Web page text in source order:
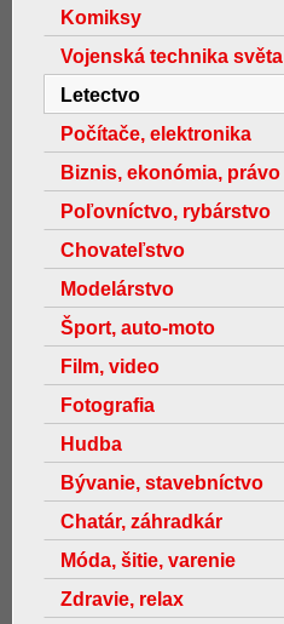
Komiksy
Vojenská technika světa
Letectvo
Počítače, elektronika
Biznis, ekonómia, právo
Poľovníctvo, rybárstvo
Chovateľstvo
Modelárstvo
Šport, auto-moto
Film, video
Fotografia
Hudba
Bývanie, stavebníctvo
Chatár, záhradkár
Móda, šitie, varenie
Zdravie, relax